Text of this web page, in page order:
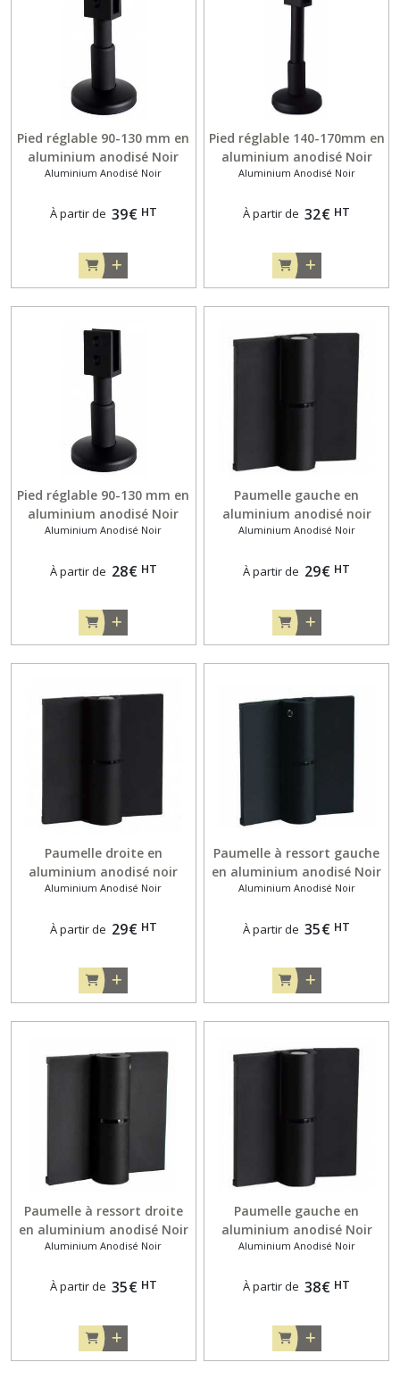
Pied réglable 90-130 mm en
aluminium anodisé Noir
pour panneau de 10mm
Aluminium Anodisé Noir
À partir de 39€ HT
Pied réglable 140-170mm en
aluminium anodisé Noir
pour panneau de 13mm
Aluminium Anodisé Noir
À partir de 32€ HT
Pied réglable 90-130 mm en
aluminium anodisé Noir
pour panneau de 10mm
Aluminium Anodisé Noir
À partir de 28€ HT
Paumelle gauche en
aluminium anodisé noir
pour porte en feuillure 10
Aluminium Anodisé Noir
À partir de 29€ HT
Paumelle droite en
aluminium anodisé noir
pour porte en feuillure de
Aluminium Anodisé Noir
À partir de 29€ HT
Paumelle à ressort gauche
en aluminium anodisé Noir
pour porte en feuillure 10
Aluminium Anodisé Noir
À partir de 35€ HT
Paumelle à ressort droite
en aluminium anodisé Noir
pour porte en feuillure 10
Aluminium Anodisé Noir
À partir de 35€ HT
Paumelle gauche en
aluminium anodisé Noir
pour porte en applique de
Aluminium Anodisé Noir
À partir de 38€ HT